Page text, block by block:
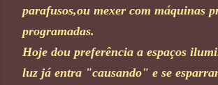
parafusos,ou mexer com máquinas
programadas.
Hoje dou preferência a espaços
luz já entra "causando" e se